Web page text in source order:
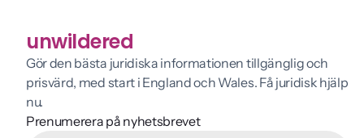
unwildered
Gör den bästa juridiska informationen tillgänglig och
prisvärd, med start i England och Wales. Få juridisk hjälp
nu.
Prenumerera på nyhetsbrevet